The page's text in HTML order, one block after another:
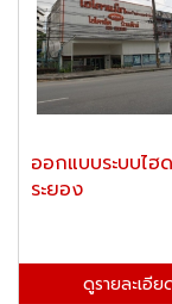
ออกแบบระบบไฮ
ระยอง
ดูรายละเอีย